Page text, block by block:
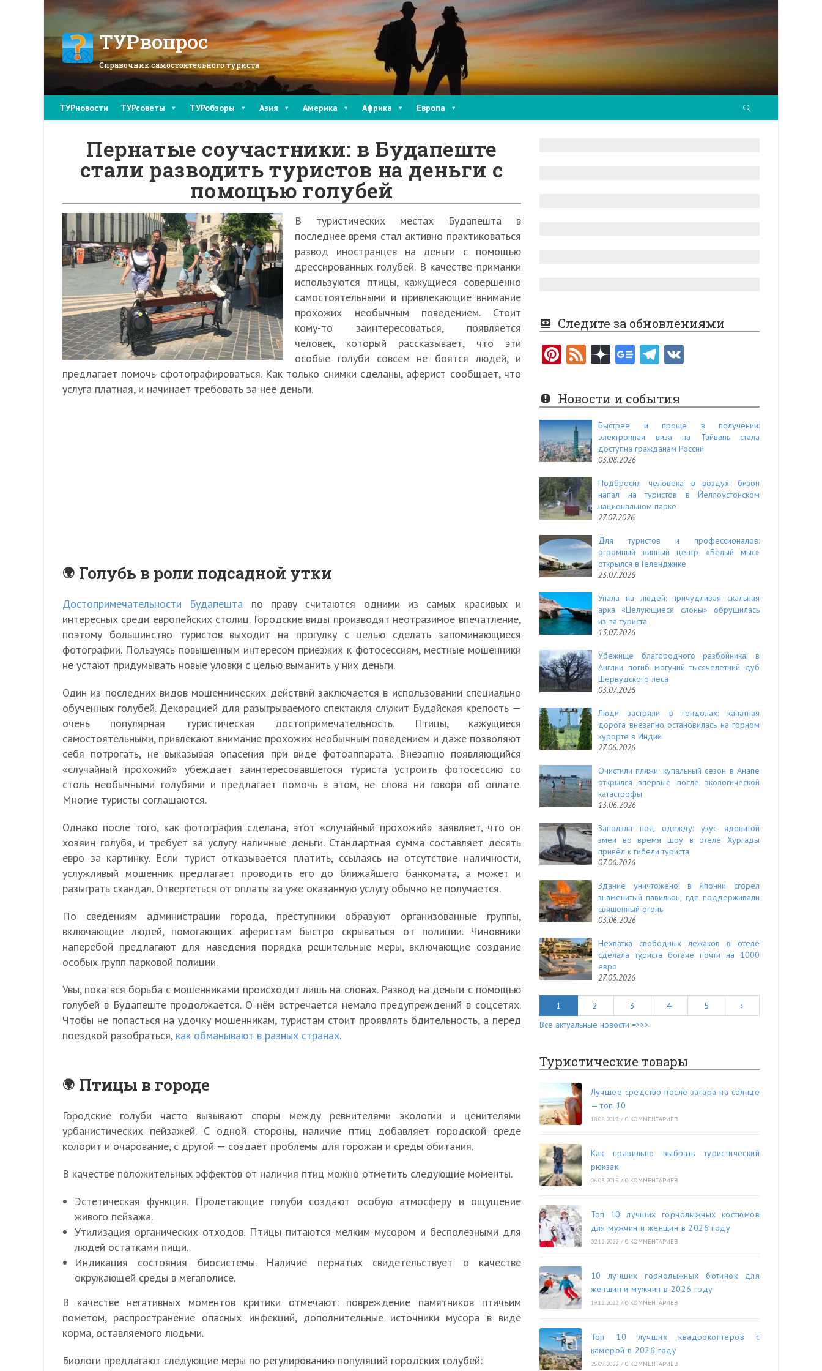
ТУРвопрос
Справочник самостоятельного туриста
ТУРновости ТУРсоветы ТУРобзоры Азия Америка Африка Европа
Пернатые соучастники: в Будапеште
стали разводить туристов на деньги с
помощью голубей
В туристических местах Будапешта в
последнее время стал активно практиковаться
развод иностранцев на деньги с помощью
дрессированных голубей. В качестве приманки
используются птицы, кажущиеся совершенно
самостоятельными и привлекающие внимание
прохожих необычным поведением. Стоит
кому-то заинтересоваться, появляется
человек, который рассказывает, что эти
особые голуби совсем не боятся людей, и
предлагает помочь сфотографироваться. Как только снимки сделаны, аферист сообщает, что
услуга платная, и начинает требовать за неё деньги.
Голубь в роли подсадной утки
Достопримечательности Будапешта по праву считаются одними из самых красивых и
интересных среди европейских столиц. Городские виды производят неотразимое впечатление,
поэтому большинство туристов выходит на прогулку с целью сделать запоминающиеся
фотографии. Пользуясь повышенным интересом приезжих к фотосессиям, местные мошенники
не устают придумывать новые уловки с целью выманить у них деньги.
Один из последних видов мошеннических действий заключается в использовании специально
обученных голубей. Декорацией для разыгрываемого спектакля служит Будайская крепость —
очень популярная туристическая достопримечательность. Птицы, кажущиеся
самостоятельными, привлекают внимание прохожих необычным поведением и даже позволяют
себя потрогать, не выказывая опасения при виде фотоаппарата. Внезапно появляющийся
«случайный прохожий» убеждает заинтересовавшегося туриста устроить фотосессию со
столь необычными голубями и предлагает помочь в этом, не слова ни говоря об оплате.
Многие туристы соглашаются.
Однако после того, как фотография сделана, этот «случайный прохожий» заявляет, что он
хозяин голубя, и требует за услугу наличные деньги. Стандартная сумма составляет десять
евро за картинку. Если турист отказывается платить, ссылаясь на отсутствие наличности,
услужливый мошенник предлагает проводить его до ближайшего банкомата, а может и
разыграть скандал. Отвертеться от оплаты за уже оказанную услугу обычно не получается.
По сведениям администрации города, преступники образуют организованные группы,
включающие людей, помогающих аферистам быстро скрываться от полиции. Чиновники
наперебой предлагают для наведения порядка решительные меры, включающие создание
особых групп парковой полиции.
Увы, пока вся борьба с мошенниками происходит лишь на словах. Развод на деньги с помощью
голубей в Будапеште продолжается. О нём встречается немало предупреждений в соцсетях.
Чтобы не попасться на удочку мошенникам, туристам стоит проявлять бдительность, а перед
поездкой разобраться, как обманывают в разных странах.
Птицы в городе
Городские голуби часто вызывают споры между ревнителями экологии и ценителями
урбанистических пейзажей. С одной стороны, наличие птиц добавляет городской среде
колорит и очарование, с другой — создаёт проблемы для горожан и среды обитания.
В качестве положительных эффектов от наличия птиц можно отметить следующие моменты.
Эстетическая функция. Пролетающие голуби создают особую атмосферу и ощущение
живого пейзажа.
Утилизация органических отходов. Птицы питаются мелким мусором и бесполезными для
людей остатками пищи.
Индикация состояния биосистемы. Наличие пернатых свидетельствует о качестве
окружающей среды в мегаполисе.
В качестве негативных моментов критики отмечают: повреждение памятников птичьим
пометом, распространение опасных инфекций, дополнительные источники мусора в виде
корма, оставляемого людьми.
Биологи предлагают следующие меры по регулированию популяций городских голубей:
Следите за обновлениями
Pi
er
es
t
F
e
d
Новости и события
Быстрее и проще в получении:
электронная виза на Тайвань стала
доступна гражданам России
03.08.2026
Подбросил человека в воздух: бизон
напал на туристов в Йеллоустонском
национальном парке
27.07.2026
Для туристов и профессионалов:
огромный винный центр «Белый мыс»
открылся в Геленджике
23.07.2026
Упала на людей: причудливая скальная
арка «Целующиеся слоны» обрушилась
из-за туриста
13.07.2026
Убежище благородного разбойника: в
Англии погиб могучий тысячелетний дуб
Шервудского леса
03.07.2026
Люди застряли в гондолах: канатная
дорога внезапно остановилась на горном
курорте в Индии
27.06.2026
Очистили пляжи: купальный сезон в Анапе
открылся впервые после экологической
катастрофы
13.06.2026
Заползла под одежду: укус ядовитой
змеи во время шоу в отеле Хургады
привёл к гибели туриста
07.06.2026
Здание уничтожено: в Японии сгорел
знаменитый павильон, где поддерживали
священный огонь
03.06.2026
Нехватка свободных лежаков в отеле
сделала туриста богаче почти на 1000
евро
27.05.2026
1 2 3 4 5
›
Все актуальные новости =>>>
Туристические товары
Лучшее средство после загара на солнце
— топ 10
18.08.2019 / 0 КОММЕНТАРИЕВ
Как правильно выбрать туристический
рюкзак
06.03.2015 / 0 КОММЕНТАРИЕВ
Топ 10 лучших горнолыжных костюмов
для мужчин и женщин в 2026 году
02.12.2022 / 0 КОММЕНТАРИЕВ
10 лучших горнолыжных ботинок для
женщин и мужчин в 2026 году
19.12.2022 / 0 КОММЕНТАРИЕВ
Топ 10 лучших квадрокоптеров с
камерой в 2026 году
25.09.2022 / 0 КОММЕНТАРИЕВ